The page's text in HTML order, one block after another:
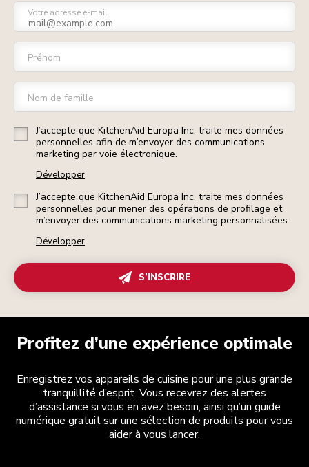
Votre adresse e-mail
Prénom
Nom de famille
J’accepte que KitchenAid Europa Inc. traite mes données
personnelles afin de m’envoyer des communications
marketing par voie électronique.
Développer
J’accepte que KitchenAid Europa Inc. traite mes données
personnelles pour mener des opérations de profilage et
m’envoyer des communications marketing personnalisées.
Développer
S’INSCRIRE
Profitez d’une expérience optimale
Enregistrez vos appareils de cuisine pour une plus grande
tranquillité d’esprit. Vous recevrez des alertes
d’assistance si vous en avez besoin, ainsi qu’un guide
numérique gratuit sur une sélection de produits pour vous
aider à vous lancer.